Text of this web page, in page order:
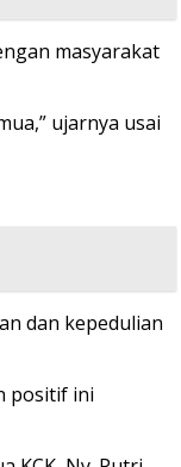
masyarakat
ujarnya usai
dan kepedulian
positif ini